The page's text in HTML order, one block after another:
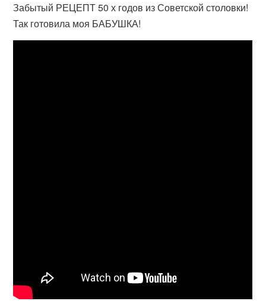
Забытый РЕЦЕПТ 50 х годов из Советской столовки!
Так готовила моя БАБУШКА!